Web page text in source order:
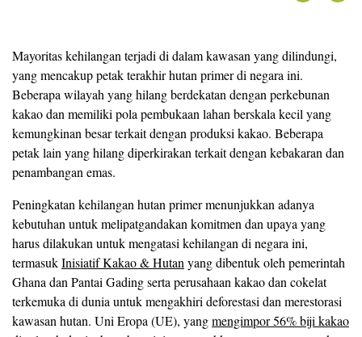
Mayoritas kehilangan terjadi di dalam kawasan yang dilindungi,
yang mencakup petak terakhir hutan primer di negara ini.
Beberapa wilayah yang hilang berdekatan dengan perkebunan
kakao dan memiliki pola pembukaan lahan berskala kecil yang
kemungkinan besar terkait dengan produksi kakao. Beberapa
petak lain yang hilang diperkirakan terkait dengan kebakaran dan
penambangan emas.
Peningkatan kehilangan hutan primer menunjukkan adanya
kebutuhan untuk melipatgandakan komitmen dan upaya yang
harus dilakukan untuk mengatasi kehilangan di negara ini,
termasukInisiatif Kakao & Hutan yang dibentuk oleh pemerintah
Ghana dan Pantai Gading serta perusahaan kakao dan cokelat
terkemuka di dunia untuk mengakhiri deforestasi dan merestorasi
kawasan hutan. Uni Eropa (UE), yangmengimpor 56% biji kakao